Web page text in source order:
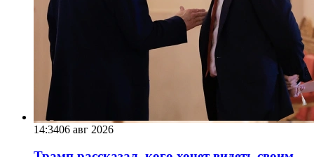
14:3406 авг 2026